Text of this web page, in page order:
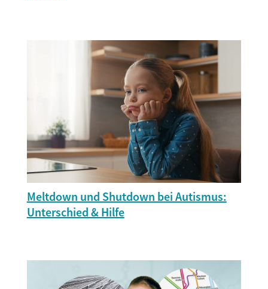
Meltdown und Shutdown bei Autismus:
Unterschied & Hilfe